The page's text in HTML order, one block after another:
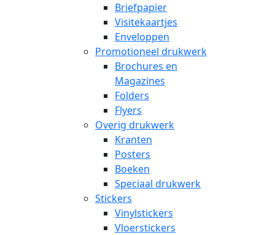
Briefpapier
Visitekaartjes
Enveloppen
Promotioneel drukwerk
Brochures en
Magazines
Folders
Flyers
Overig drukwerk
Kranten
Posters
Boeken
Speciaal drukwerk
Stickers
Vinylstickers
Vloerstickers